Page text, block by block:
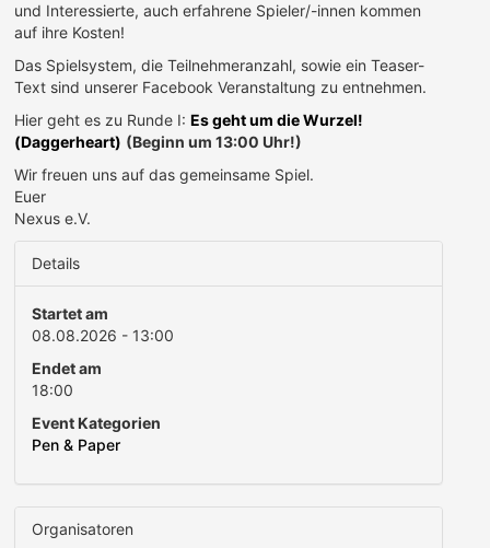
und Interessierte, auch erfahrene Spieler/-innen kommen
auf ihre Kosten!
Das Spielsystem, die Teilnehmeranzahl, sowie ein Teaser-
Text sind unserer Facebook Veranstaltung zu entnehmen.
Hier geht es zu Runde I:Es geht um die Wurzel!
(Daggerheart) (Beginn um 13:00 Uhr!)
Wir freuen uns auf das gemeinsame Spiel.
Euer
Nexus e.V.
Details
Startet am
08.08.2026 - 13:00
Endet am
18:00
Event Kategorien
Pen & Paper
Organisatoren